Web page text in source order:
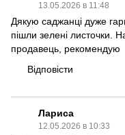
13.05.2026 в 11:48
Дякую саджанці дуже
пішли зелені листочки.
продавець, рекомендую
Відповісти
Лариса
12.05.2026 в 10:33